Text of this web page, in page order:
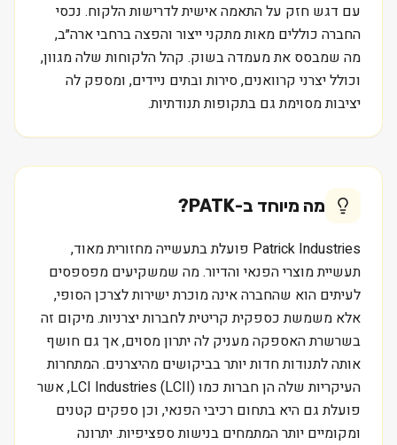
עם דגש חזק על התאמה אישית לדרישות הלקוח. נכסי
החברה כוללים מאות מתקני ייצור והפצה ברחבי ארה״ב,
מה שמבסס את מעמדה בשוק. קהל הלקוחות שלה מגוון,
וכולל יצרני קרוואנים, סירות ובתים ניידים, ומספק לה
יציבות מסוימת גם בתקופות תנודתיות.
מה מיוחד ב-PATK
?
Patrick Industries פועלת בתעשייה מחזורית מאוד,
תעשיית מוצרי הפנאי והדיור. מה שמשקיעים מפספסים
לעיתים הוא שהחברה אינה מוכרת ישירות לצרכן הסופי,
אלא משמשת כספקית קריטית לחברות יצרניות. מיקום זה
בשרשרת האספקה מעניק לה יתרון מסוים, אך גם חושף
אותה לתנודות חדות יותר בביקושים מהיצרנים. המתחרות
העיקריות שלה הן חברות כמו LCI Industries (LCII), אשר
פועלת גם היא בתחום רכיבי הפנאי, וכן ספקים קטנים
ומקומיים יותר המתמחים בנישות ספציפיות. יתרונה